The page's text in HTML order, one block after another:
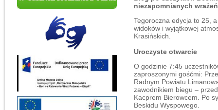
niezapomnianych
Tegoroczna edycja to 25,
widoków i wyjątkowej
Krasińskich.
Uroczyste otwarcie
O godzinie 7:45
zaproszonymi gośćmi:
Radnym Powiatu
zawodnikiem biegu –
Kacprem Bierowcem. Po
Beskidu Wyspowego.